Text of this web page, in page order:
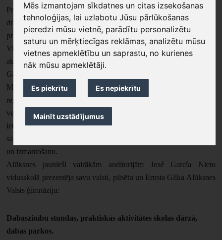
Mēs izmantojam sīkdatnes un citas izsekošanas
tehnoloģijas, lai uzlabotu Jūsu pārlūkošanas
pieredzi mūsu vietnē, parādītu personalizētu
saturu un mērķtiecīgas reklāmas, analizētu mūsu
vietnes apmeklētību un saprastu, no kurienes
nāk mūsu apmeklētāji.
Es piekrītu Es nepiekrītu
Mainīt uzstādījumus
Projekta mērķis ir veicināt skolēnu interesi un izpratni par videi
draudzīgu paradumu nepieciešamību, vēlmi rīkoties atbildīgi,
prasmi meklēt ilgtspējīgus risinājumus, lietot svešvalodas un IT.
Viena no ģimnāzijas skolēnu 2023./2024. mācību gada Erasmus
aktivitātēm ir īstermiņa mobilitāte IES José García Nieto (José
García Nieto vidusskola) Las Rozas de Madrid, Madridē, Spānijā.
Mērķi ir uzsākt sadarbību ar šo skolu un, apmeklējot Vidusjūras
reģiona valsti, apmainīties ar pieredzi, kā tiek izglītoti jaunieši,
veidota izpratne par ilgtspējīgu dzīvesveidu un klimata pārmaiņu
ietekmi Spānijā, un kādi ilgtspējīgas attīstības risinājumi ir Latvijā,
salīdzināt Vidusjūras un Latvijas mežu augu sugas, to aizsardzību
un izmantošanu.
Alūksnes jaunieši vairākām auditorijām José García Nieto
vidusskolā prezentēja savu valsti, pilsētu un Ernsta Glika Alūksnes
Valsts ģimnāziju:
Dabaszinību stundas, praktiskās aktivitātes skolas dārzā,
dabas parkos.